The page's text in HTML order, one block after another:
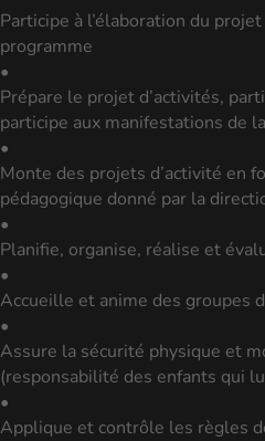
Participe à l’élaboration du
programme
•
Prépare le projet d’activités,
participe aux manifestations de
•
Monte des projets d’activité en
pédagogique donné par la
•
Planifie, organise, réalise et
•
Accueille et anime des groupes
•
Assure la sécurité physique et
(responsabilité des enfants qui
•
Applique et contrôle les règles